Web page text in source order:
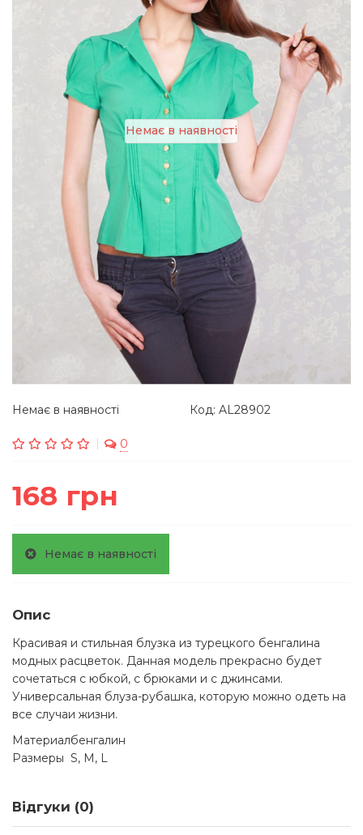
Немає в наявності
Немає в наявності Код: AL28902
0
168 грн
Немає в наявності
Опис
Красивая и стильная блузка из турецкого бенгалина
модных расцветок. Данная модель прекрасно будет
сочетаться с юбкой, с брюками и с джинсами.
Универсальная блуза-рубашка, которую можно одеть на
все случаи жизни.
Материалбенгалин
Размеры S, M, L
Відгуки (0)